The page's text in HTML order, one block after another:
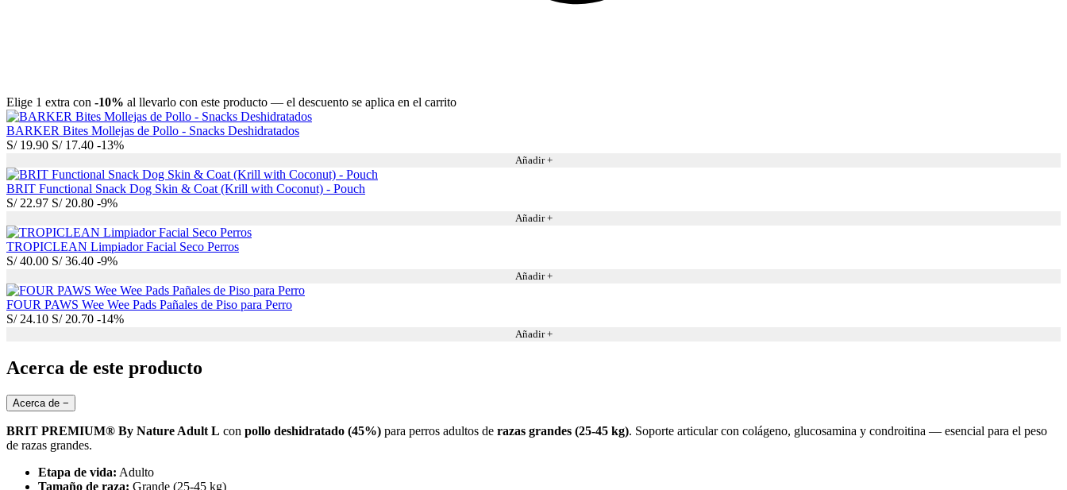
Elige 1 extra con -10% al llevarlo con este producto — el descuento se aplica en el carrito
BARKER Bites Mollejas de Pollo - Snacks Deshidratados
S/19.90 S/17.40 -13%
Añadir +
BRIT Functional Snack Dog Skin & Coat (Krill with Coconut) - Pouch
S/22.97 S/20.80 -9%
Añadir +
TROPICLEAN Limpiador Facial Seco Perros
S/40.00 S/36.40 -9%
Añadir +
FOUR PAWS Wee Wee Pads Pañales de Piso para Perro
S/24.10 S/20.70 -14%
Añadir +
Acerca de este producto
Acerca de −
BRIT PREMIUM® By Nature Adult L con pollo deshidratado (45%) para perros adultos de razas grandes (25-45 kg). Soporte articular con colágeno, glucosamina y condroitina — esencial para el peso
de razas grandes.
Etapa de vida: Adulto
Tamaño de raza: Grande (25-45 kg)